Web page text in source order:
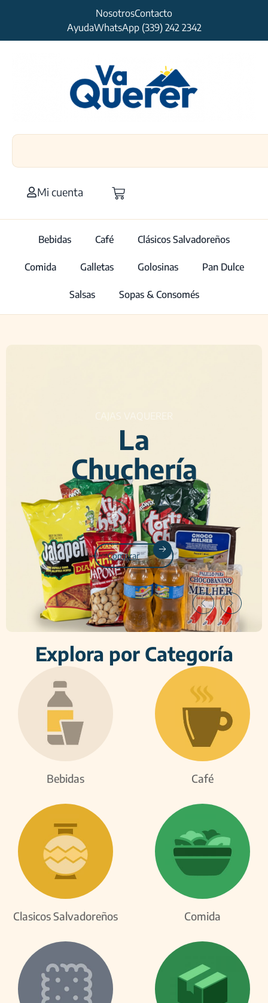
NosotrosContacto
AyudaWhatsApp (339) 242 2342
Mi cuenta
Bebidas Café Clásicos Salvadoreños
Comida Galletas Golosinas Pan Dulce
Salsas Sopas & Consomés
CAJAS VAQUERER
La
Chuchería
Comprar
Explora por Categoría
Bebidas Café
Clasicos Salvadoreños Comida